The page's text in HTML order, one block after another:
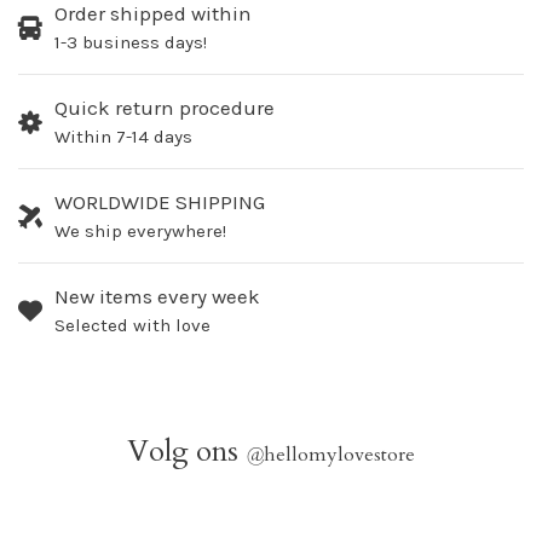
Order shipped within
1-3 business days!
Quick return procedure
Within 7-14 days
WORLDWIDE SHIPPING
We ship everywhere!
New items every week
Selected with love
Volg ons @hellomylovestore